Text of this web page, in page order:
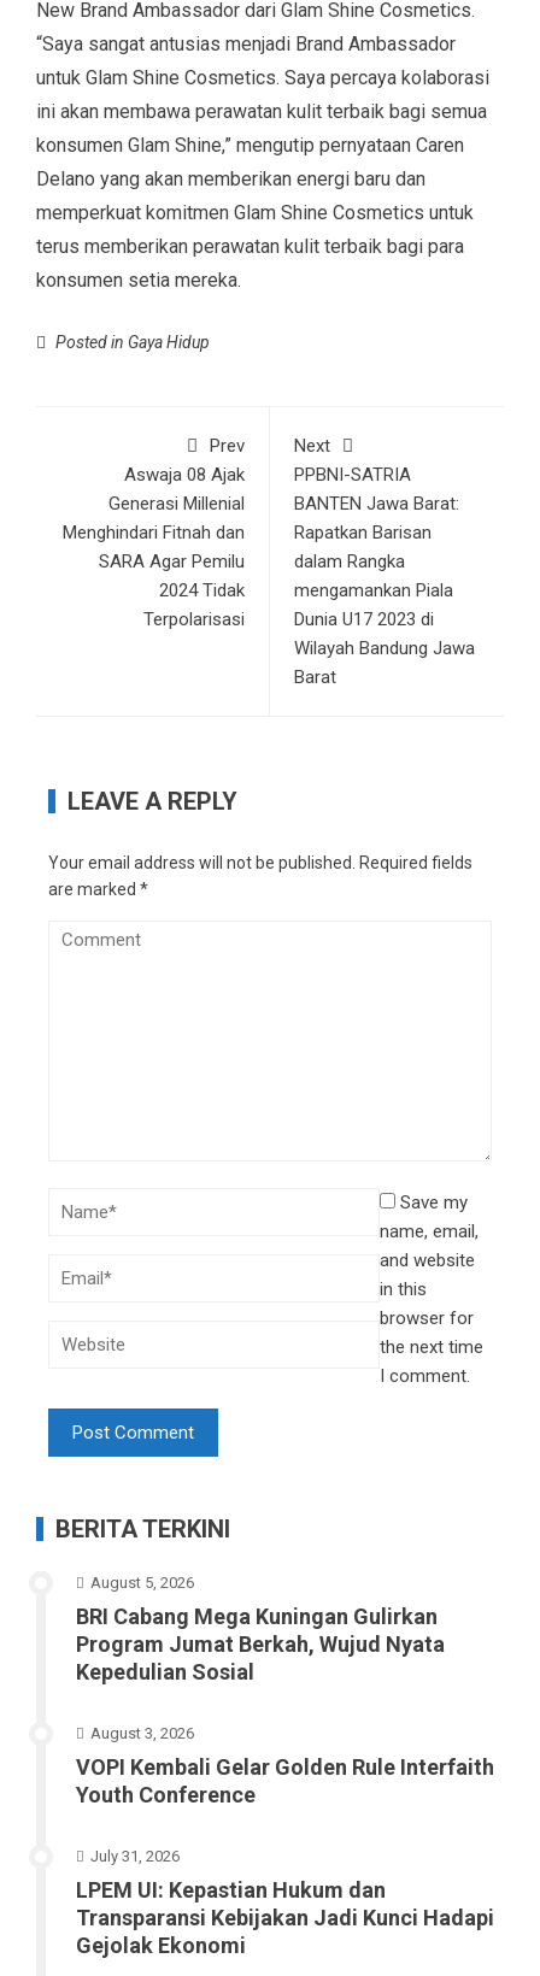
New Brand Ambassador dari Glam Shine Cosmetics.
“Saya sangat antusias menjadi Brand Ambassador
untuk Glam Shine Cosmetics. Saya percaya kolaborasi
ini akan membawa perawatan kulit terbaik bagi semua
konsumen Glam Shine,” mengutip pernyataan Caren
Delano yang akan memberikan energi baru dan
memperkuat komitmen Glam Shine Cosmetics untuk
terus memberikan perawatan kulit terbaik bagi para
konsumen setia mereka.
Posted in Gaya Hidup
Prev
Aswaja 08 Ajak
Generasi Millenial
Menghindari Fitnah dan
SARA Agar Pemilu
2024 Tidak
Terpolarisasi
Next
PPBNI-SATRIA
BANTEN Jawa Barat:
Rapatkan Barisan
dalam Rangka
mengamankan Piala
Dunia U17 2023 di
Wilayah Bandung Jawa
Barat
LEAVE A REPLY
Your email address will not be published.
Required fields
are marked *
Save my
name, email,
and website
in this
browser for
the next time
I comment.
BERITA TERKINI
August 5, 2026
BRI Cabang Mega Kuningan Gulirkan
Program Jumat Berkah, Wujud Nyata
Kepedulian Sosial
August 3, 2026
VOPI Kembali Gelar Golden Rule Interfaith
Youth Conference
July 31, 2026
LPEM UI: Kepastian Hukum dan
Transparansi Kebijakan Jadi Kunci Hadapi
Gejolak Ekonomi